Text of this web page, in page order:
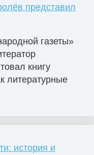
представил
газеты»
книгу
литературные
история и